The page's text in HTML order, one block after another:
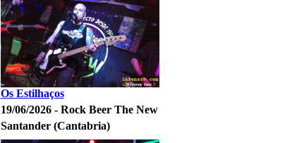
Os Estilhaços
19/06/2026 - Rock Beer The New
Santander (Cantabria)